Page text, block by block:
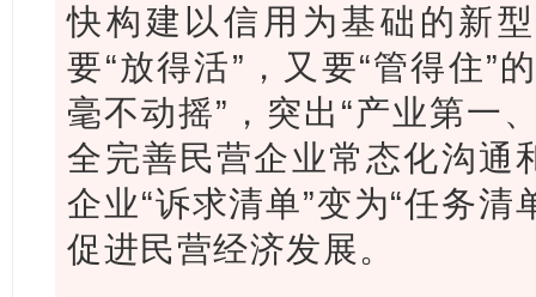
快构建以信用为基础的新
要“放得活”，又要“管得住”
毫不动摇”，突出“产业第一
全完善民营企业常态化沟通
企业“诉求清单”变为“任务清
促进民营经济发展。